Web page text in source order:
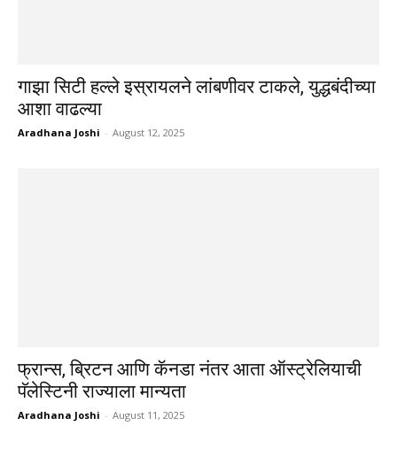
गाझा सिटी हल्ले इस्रायलने लांबणीवर टाकले, युद्धबंदीच्या
आशा वाढल्या
Aradhana Joshi - August 12, 2025
फ्रान्स, ब्रिटन आणि कॅनडा नंतर आता ऑस्ट्रेलियाची
पॅलेस्टिनी राज्याला मान्यता
Aradhana Joshi - August 11, 2025